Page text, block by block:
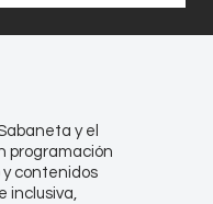
y el
programación
contenidos
inclusiva,